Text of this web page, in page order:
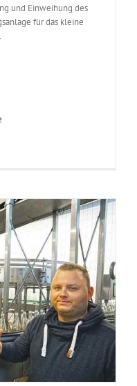
und Einweihung des
für das kleine